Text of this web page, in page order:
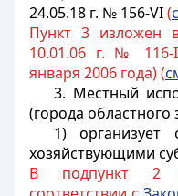
24.05.18 г. № 156-VI(
Пункт 3 изложен
10.01.06 г. № 116-
января 2006 года) (
3. Местный
(города областного
1) организует
хозяйствующими
В подпункт 2